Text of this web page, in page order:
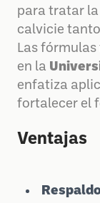
para tratar
calvicie
Las
en la
enfatiza
fortalecer el
Ventajas